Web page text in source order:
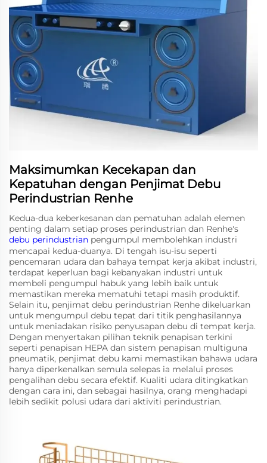
Maksimumkan Kecekapan dan
Kepatuhan dengan Penjimat Debu
Perindustrian Renhe
Kedua-dua keberkesanan dan pematuhan adalah elemen
penting dalam setiap proses perindustrian dan Renhe's
debu perindustrian pengumpul membolehkan industri
mencapai kedua-duanya. Di tengah isu-isu seperti
pencemaran udara dan bahaya tempat kerja akibat industri,
terdapat keperluan bagi kebanyakan industri untuk
membeli pengumpul habuk yang lebih baik untuk
memastikan mereka mematuhi tetapi masih produktif.
Selain itu, penjimat debu perindustrian Renhe dikeluarkan
untuk mengumpul debu tepat dari titik penghasilannya
untuk meniadakan risiko penyusapan debu di tempat kerja.
Dengan menyertakan pilihan teknik penapisan terkini
seperti penapisan HEPA dan sistem penapisan multiguna
pneumatik, penjimat debu kami memastikan bahawa udara
hanya diperkenalkan semula selepas ia melalui proses
pengalihan debu secara efektif. Kualiti udara ditingkatkan
dengan cara ini, dan sebagai hasilnya, orang menghadapi
lebih sedikit polusi udara dari aktiviti perindustrian.